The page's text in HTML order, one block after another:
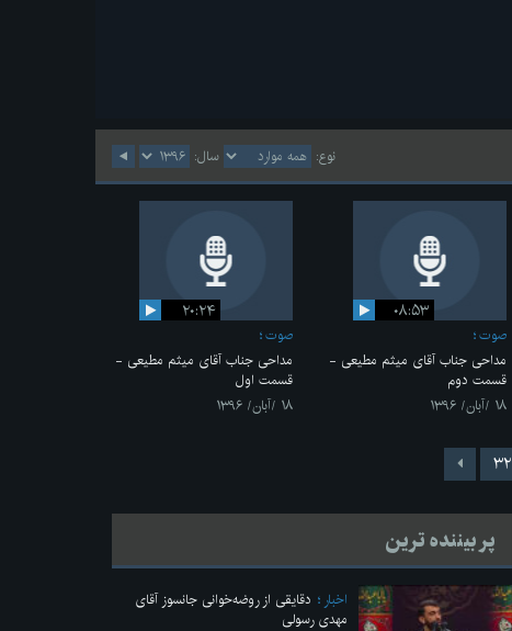
نوع: سال:
۰۸:۵۳
صوت
مداحی جناب آقای میثم مطیعی -
قسمت دوم
۱۸ /آبان/ ۱۳۹۶
۲۰:۲۴
صوت
مداحی جناب آقای میثم مطیعی -
قسمت اول
۱۸ /آبان/ ۱۳۹۶
۳۲
پر بیننده ترین
اخبار
دقایقی از روضه‌خوانی جانسوز آقای
مهدی رسولی